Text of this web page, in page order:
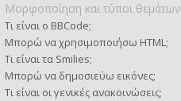
Μορφοποίηση και τύποι θεμάτων
Τι είναι ο BBCode;
Μπορώ να χρησιμοποιήσω HTML;
Τι είναι τα Smilies;
Μπορώ να δημοσιεύω εικόνες;
Τι είναι οι γενικές ανακοινώσεις;